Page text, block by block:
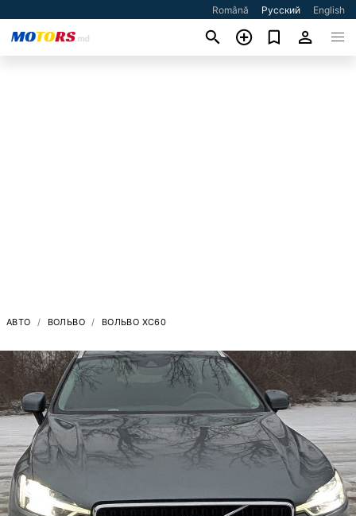
Română Русский English
АВТО ВОЛЬВО ВОЛЬВО XC60